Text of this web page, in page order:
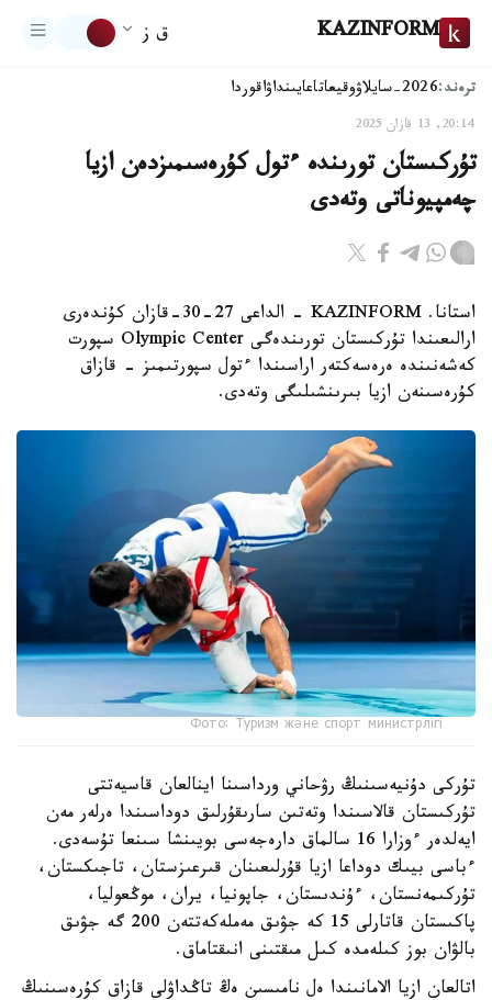
KAZINFORM ق ز
ترەند:2026-سايلاۋ وقيعاتاعايىنداۋاقوردا
20:14, 13 قازان 2025
تۇركىستان تورىندە ءتول كۇرەسىمىزدەن ازيا
چەمپيوناتى وتەدى
استانا. KAZINFORM - الداعى 27-30-قازان كۇندەرى
ارالىعىندا تۇركىستان تورىندەگى Olympic Center سپورت
كەشەنىندە ەرەسەكتەر اراسىندا ءتول سپورتىمىز - قازاق
كۇرەسىنەن ازيا بىرىنشىلىگى وتەدى.
Фото: Туризм және спорт министрлігі
تۇركى دۇنيەسىنىڭ رۋحاني ورداسىنا اينالعان قاسيەتتى
تۇركىستان قالاسىندا وتەتىن سارىقۇرلىق دوداسىندا ەرلەر مەن
ايەلدەر ءوزارا 16 سالماق دارەجەسى بويىنشا سىنعا تۇسەدى.
ءباسى بيىك دوداعا ازيا قۇرلىعىنان قىرعىزستان، تاجىكستان،
تۇركىمەنستان، ءۇندىستان، جاپونيا، يران، موڭعوليا،
پاكىستان قاتارلى 15 كە جۋىق مەملەكەتتەن 200 گە جۋىق
بالۋان بوز كىلەمدە كىل مىقتىنى انىقتاماق.
اتالعان ازيا الامانىندا ەل نامىسىن ەڭ تاڭداۋلى قازاق كۇرەسىنىڭ